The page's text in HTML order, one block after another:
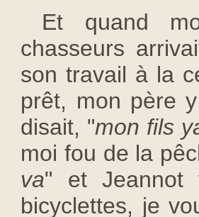
Et quand
chasseurs
son travail à la
prêt, mon père
disait, "mon fils
moi fou de la
va" et Jeannot
bicyclettes, je